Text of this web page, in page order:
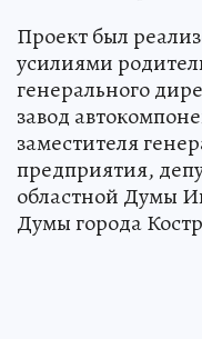
Проект был
усилиями
генерального
завод
заместителя
предприятия,
областной Думы
Думы города